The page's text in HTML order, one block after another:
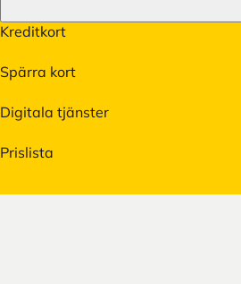
Kreditkort
Spärra kort
Digitala tjänster
Prislista